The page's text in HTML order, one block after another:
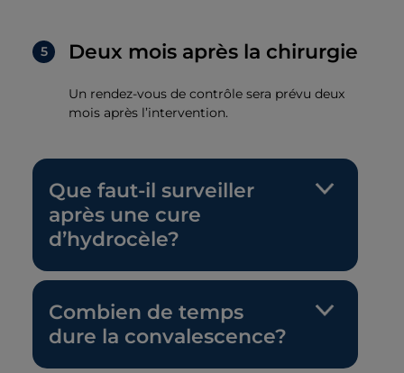
Deux mois après la chirurgie
Un rendez-vous de contrôle sera prévu deux
mois après l’intervention.
Que faut-il surveiller
après une cure
d’hydrocèle?
Combien de temps
dure la convalescence?